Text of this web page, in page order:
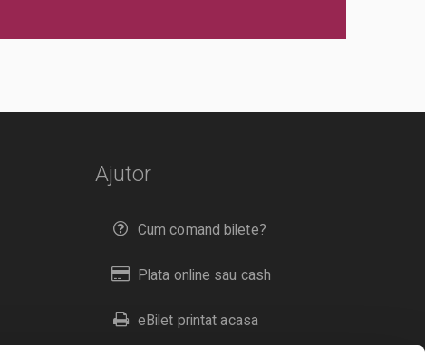
Ajutor
Cum comand bilete?
Plata online sau cash
eBilet printat acasa